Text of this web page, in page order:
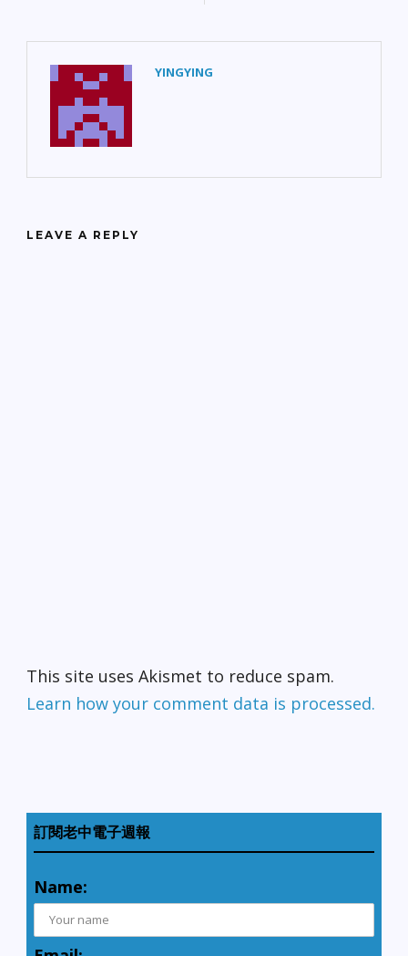
YINGYING
LEAVE A REPLY
This site uses Akismet to reduce spam.
Learn how your comment data is processed.
訂閱老中電子週報
Name: